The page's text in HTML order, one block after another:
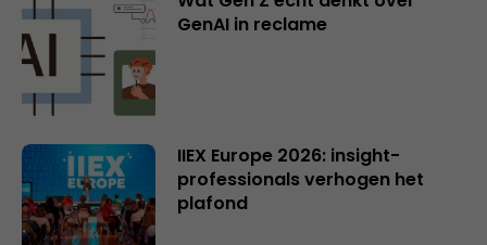
GenAI in reclame
IIEX Europe 2026: insight-
professionals verhogen het
plafond